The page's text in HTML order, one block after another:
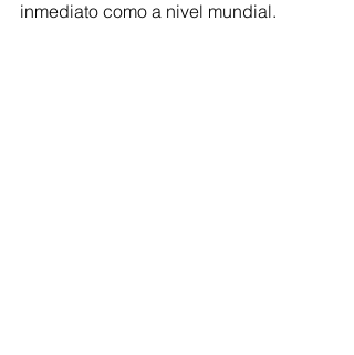
inmediato como a nivel mundial.